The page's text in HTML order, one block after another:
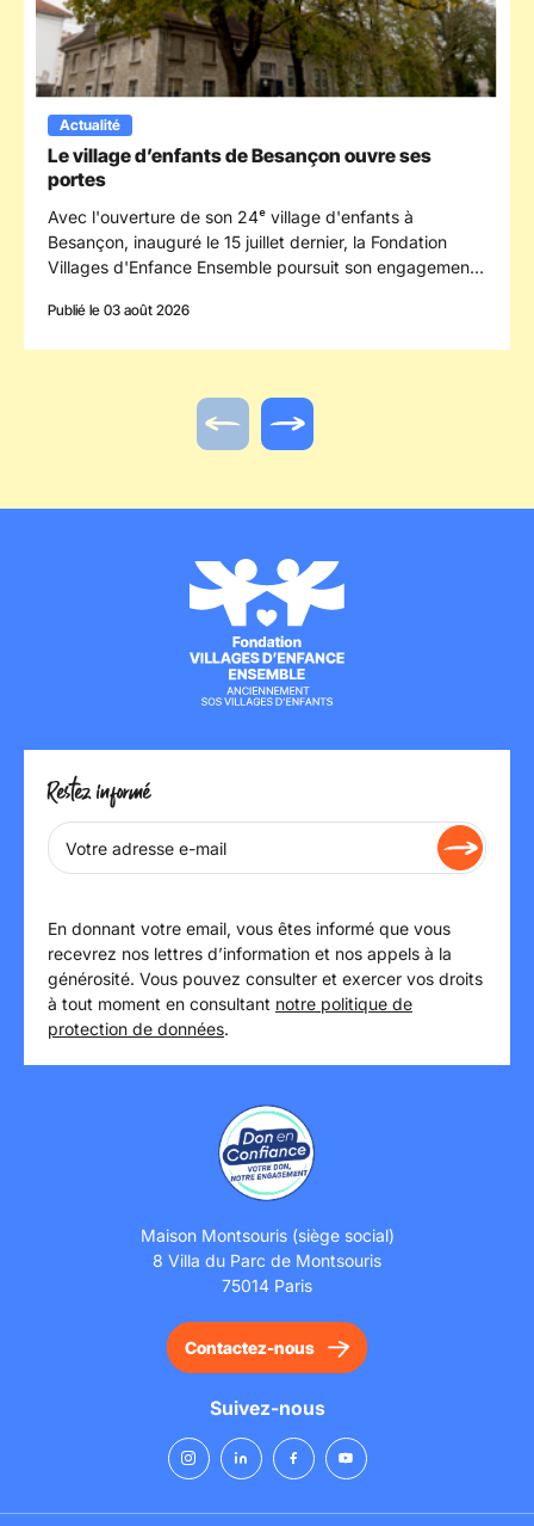
Actualité
Le village d’enfants de Besançon ouvre ses
portes
Avec l'ouverture de son 24ᵉ village d'enfants à
Besançon, inauguré le 15 juillet dernier, la Fondation
Villages d'Enfance Ensemble poursuit son engagement
l'enfance en s'implantant dans le département du
Publié le 03 août 2026
Actualité précédente
Actualité suivante
Restez informé
En donnant votre email, vous êtes informé que vous
recevrez nos lettres d’information et nos appels à la
générosité. Vous pouvez consulter et exercer vos droits
à tout moment en consultant notre politique de
protection de données.
Maison Montsouris (siège social)
8 Villa du Parc de Montsouris
75014 Paris
Contactez-nous
Suivez-nous